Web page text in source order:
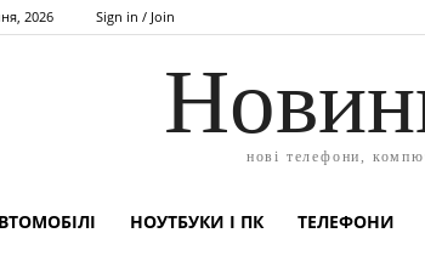
2026 Sign in / Join
нові телефони,
НОУТБУКИ І ПК ТЕЛЕФОНИ